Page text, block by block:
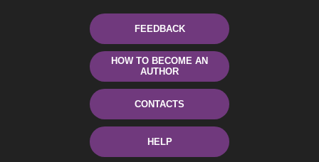
FEEDBACK
HOW TO BECOME AN
AUTHOR
CONTACTS
HELP